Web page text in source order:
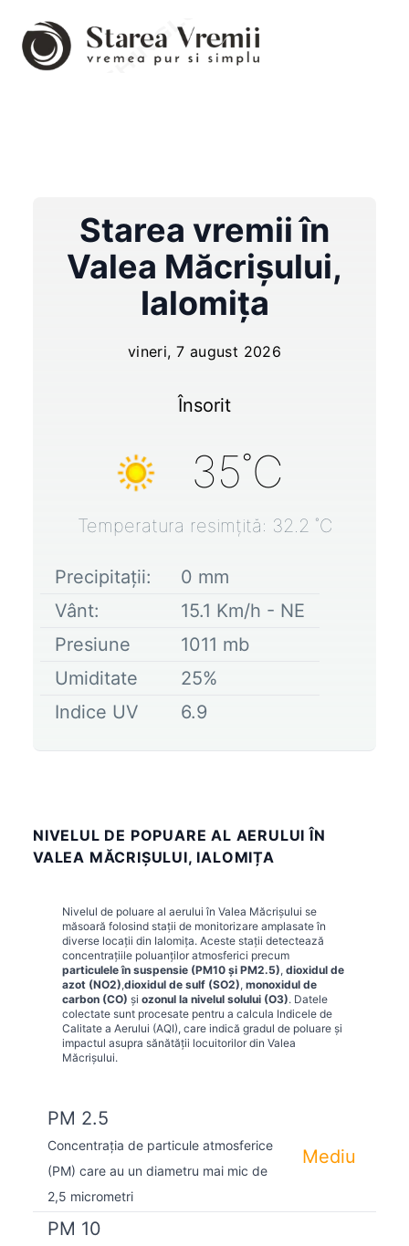
Starea vremii în
Valea Măcrişului,
Ialomița
vineri, 7 august 2026
Însorit
35˚C
Temperatura resimțită: 32.2 ˚C
Precipitații: 0 mm
Vânt:
15.1 Km/h - NE
Presiune
1011 mb
Umiditate
25%
Indice UV
6.9
NIVELUL DE POPUARE AL AERULUI ÎN
VALEA MĂCRIŞULUI, IALOMIȚA
Nivelul de poluare al aerului în Valea Măcrişului se
măsoară folosind stații de monitorizare amplasate în
diverse locații din Ialomița. Aceste stații detectează
concentrațiile poluanților atmosferici precum
particulele în suspensie (PM10 și PM2.5), dioxidul de
azot (NO2),dioxidul de sulf (SO2), monoxidul de
carbon (CO) și ozonul la nivelul solului (O3). Datele
colectate sunt procesate pentru a calcula Indicele de
Calitate a Aerului (AQI), care indică gradul de poluare și
impactul asupra sănătății locuitorilor din Valea
Măcrişului.
PM 2.5
Concentrația de particule atmosferice
(PM) care au un diametru mai mic de
2,5 micrometri
Mediu
PM 10